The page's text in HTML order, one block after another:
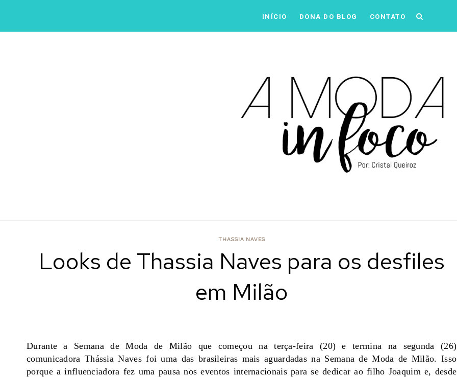
INÍCIO DONA DO BLOG CONTATO
THASSIA NAVES
Looks de Thassia Naves para os desfiles
em Milão
Durante a Semana de Moda de Milão que começou na terça-feira (20) e termina na segunda (26)
comunicadora Thássia Naves foi uma das brasileiras mais aguardadas na Semana de Moda de Milão. Isso
porque a influenciadora fez uma pausa nos eventos internacionais para se dedicar ao filho Joaquim e, desde